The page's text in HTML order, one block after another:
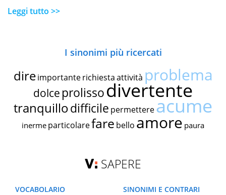
Leggi tutto >>
I sinonimi più ricercati
dire importante richiestaattività problema
dolce prolissodivertente
tranquillodifficile permettereacume
inerme particolarefare bello amore paura
SAPERE
VOCABOLARIO
SINONIMI E CONTRARI